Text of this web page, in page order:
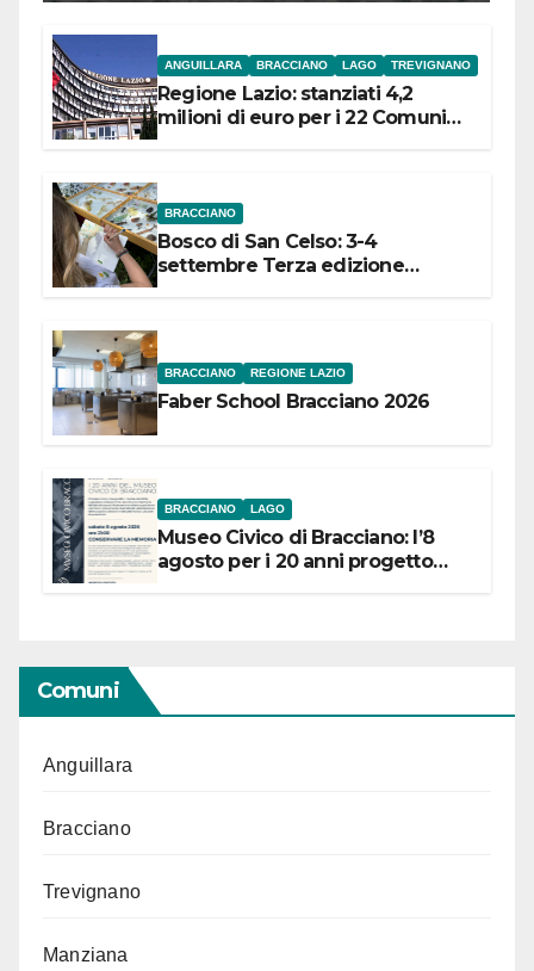
ANGUILLARA BRACCIANO LAGO TREVIGNANO
Regione Lazio: stanziati 4,2
milioni di euro per i 22 Comuni
BRACCIANO
Bosco di San Celso: 3-4
settembre Terza edizione
BRACCIANO REGIONE LAZIO
Faber School Bracciano 2026
BRACCIANO LAGO
Museo Civico di Bracciano: l’8
agosto per i 20 anni progetto
Comuni
Anguillara
Bracciano
Trevignano
Manziana